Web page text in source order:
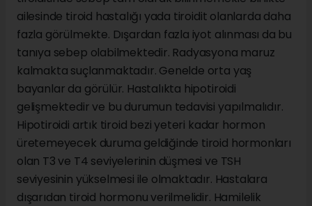
ailesinde tiroid hastalığı yada tiroidit olanlarda daha
fazla görülmekte. Dışardan fazla iyot alınması da bu
tanıya sebep olabilmektedir. Radyasyona maruz
kalmakta suçlanmaktadır. Genelde orta yaş
bayanlar da görülür. Hastalıkta hipotiroidi
gelişmektedir ve bu durumun tedavisi yapılmalıdır.
Hipotiroidi artık tiroid bezi yeteri kadar hormon
üretemeyecek duruma geldiğinde tiroid hormonları
olan T3 ve T4 seviyelerinin düşmesi ve TSH
seviyesinin yükselmesi ile olmaktadır. Hastalara
dışarıdan tiroid hormonu verilmelidir. Hamilelik